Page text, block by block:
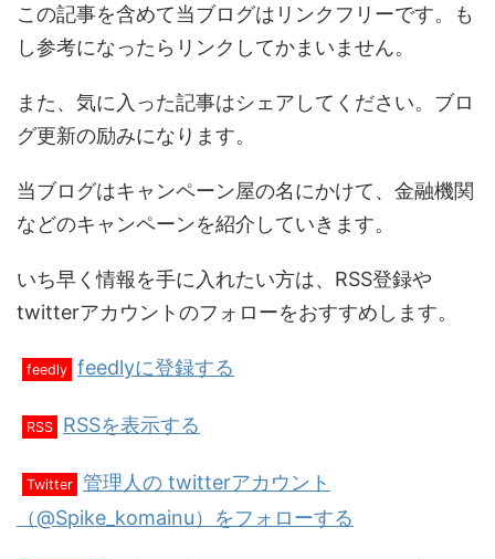
この記事を含めて当ブログはリンクフリーです。も
し参考になったらリンクしてかまいません。
また、気に入った記事はシェアしてください。ブロ
グ更新の励みになります。
当ブログはキャンペーン屋の名にかけて、金融機関
などのキャンペーンを紹介していきます。
いち早く情報を手に入れたい方は、RSS登録や
twitterアカウントのフォローをおすすめします。
feedly feedlyに登録する
RSS RSSを表示する
Twitter 管理人の twitterアカウント
（@Spike_komainu）をフォローする